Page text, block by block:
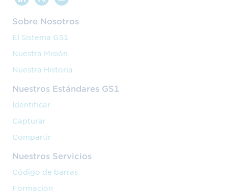
Sobre Nosotros
El Sistema GS1
Nuestra Misión
Nuestra Historia
Nuestros Estándares GS1
Identificar
Capturar
Compartir
Nuestros Servicios
Código de barras
Formación